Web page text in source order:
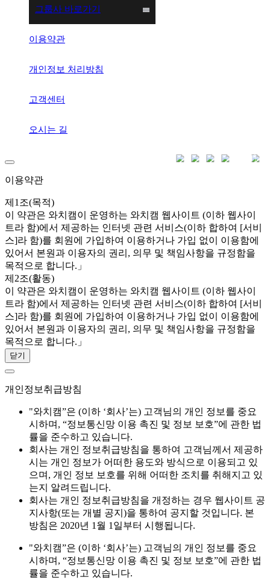
그룹사 바로가기
이용약관
개인정보 처리방침
고객센터
오시는 길
이용약관
제1조(목적)
이 약관은 와치캠이 운영하는 와치캠 웹사이트 (이하 웹사이
트라 함)에서 제공하는 인터넷 관련 서비스(이하 합하여 [서비
스]라 함)를 회원에 가입하여 이용하거나 가입 없이 이용함에
있어서 본원과 이용자의 권리, 의무 및 책임사항을 규정함을
목적으로 합니다.」
제2조(활동)
이 약관은 와치캠이 운영하는 와치캠 웹사이트 (이하 웹사이
트라 함)에서 제공하는 인터넷 관련 서비스(이하 합하여 [서비
스]라 함)를 회원에 가입하여 이용하거나 가입 없이 이용함에
있어서 본원과 이용자의 권리, 의무 및 책임사항을 규정함을
목적으로 합니다.」
닫기
개인정보취급방침
"와치캠”은 (이하 ‘회사’는) 고객님의 개인 정보를 중요
시하며, “정보통신망 이용 촉진 및 정보 보호”에 관한 법
률을 준수하고 있습니다.
회사는 개인 정보취급방침을 통하여 고객님께서 제공하
시는 개인 정보가 어떠한 용도와 방식으로 이용되고 있
으며, 개인 정보 보호를 위해 어떠한 조치를 취해지고 있
는지 알려드립니다.
회사는 개인 정보취급방침을 개정하는 경우 웹사이트 공
지사항(또는 개별 공지)을 통하여 공지할 것입니다. 본
방침은 2020년 1월 1일부터 시행됩니다.
"와치캠”은 (이하 ‘회사’는) 고객님의 개인 정보를 중요
시하며, “정보통신망 이용 촉진 및 정보 보호”에 관한 법
률을 준수하고 있습니다.